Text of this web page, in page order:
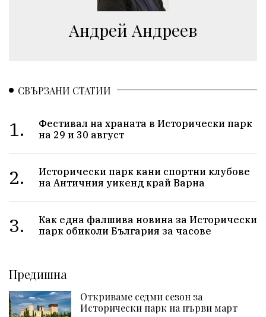
Aндрей Андреев
СВЪРЗАНИ СТАТИИ
1.
Фестивал на храната в Исторически парк
на 29 и 30 август
2.
Исторически парк кани спортни клубове
на Античния уикенд край Варна
3.
Как една фалшива новина за Исторически
парк обиколи България за часове
Предишна
Откриваме седми сезон за
Исторически парк на първи март